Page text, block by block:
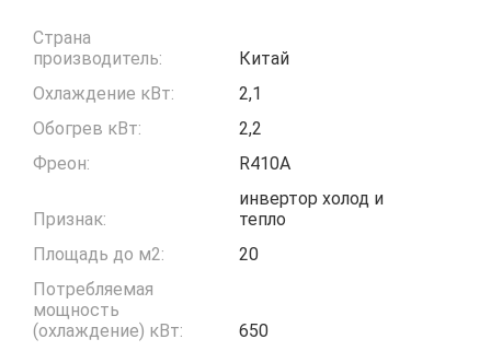
Страна
производитель:
Китай
Охлаждение кВт:
2,1
Обогрев кВт:
2,2
Фреон:
R410A
Признак:
инвертор холод и
тепло
Площадь до м2:
20
Потребляемая
мощность
(охлаждение) кВт:
650